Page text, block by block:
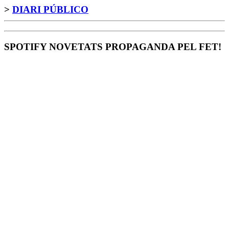
> DIARI PÚBLICO
SPOTIFY NOVETATS PROPAGANDA PEL FET!